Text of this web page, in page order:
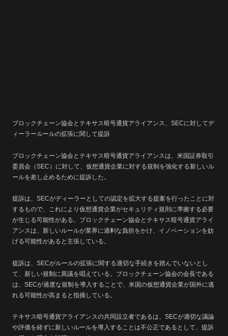
ブロックチェーン協会とテキサス暗号通貨アライアンス、SECに対してデ
ィーラールールの拡張に関して提訴
ブロックチェーン協会とテキサス暗号通貨アライアンスは、米国証券取引
委員会（SEC）に対して、仮想通貨企業に対する規制を強化する新しいル
ールを差し止めるために提訴した。
提訴は、SECがディーラーとしての認定を拡大する提案を行ったことに対
するもので、これにより仮想通貨企業がセキュリティ規則に準拠する必要
が生じる可能性がある。ブロックチェーン協会とテキサス暗号通貨アライ
アンスは、新しいルールが業界に過剰な負担をかけ、イノベーションを妨
げる可能性があると主張している。
提訴は、SECがルールの拡張に関する適切な手続きを踏んでいないとし
て、新しい規制に異議を唱えている。ブロックチェーン協会の会長である
は、SECが過度な規制を導入することで、米国の仮想通貨企業が国外に逃
れる可能性が高まると指摘している。
テキサス暗号通貨アライアンスの共同設立者であるは、SECが適切な議論
や評価を経ずに新しいルールを導入することは不公正であるとして、提訴